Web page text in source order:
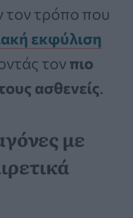
τον τρόπο που
εκφύλιση
τον πιο
ασθενείς.
με